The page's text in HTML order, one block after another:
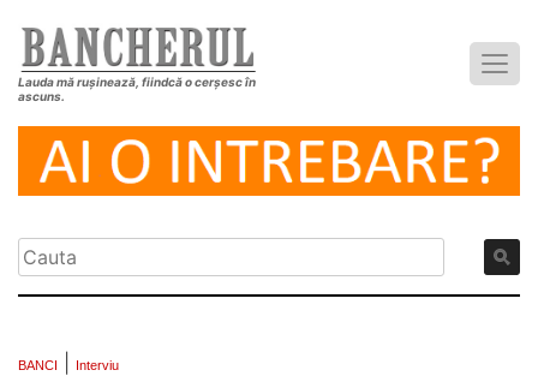
Lauda mă rușinează, fiindcă o cerșesc în
ascuns.
BANCI Interviu